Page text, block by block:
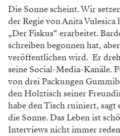
Die Sonne scheint. Wir
der Regie von Anita Vulesica
„Der Fiskus“ erarbeitet.
schreiben begonnen hat,
veröffentlichen wird. Er
seine Social-Media-Kanäle.
von drei Packungen
den Holztisch seiner
habe den Tisch ruiniert, sagt
die Sonne. Das Leben ist
Interviews nicht immer